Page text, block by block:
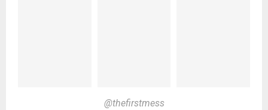
@thefirstmess